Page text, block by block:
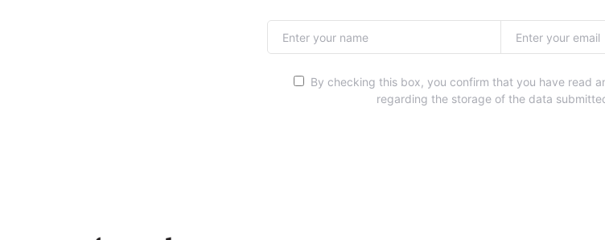
By checking this box, you confirm that you have read
regarding the storage of the data